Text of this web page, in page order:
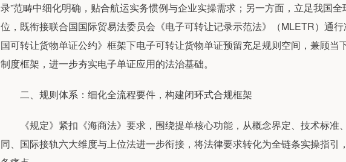
录”范畴中细化明确，贴合航运实务惯例与企业实操需求；另一方面，立足我国
位，既衔接联合国国际贸易法委员会《电子可转让记录示范法》（MLETR）通
国可转让货物单证公约》框架下电子可转让货物单证预留充足规则空间，兼顾当
制度框架，进一步夯实电子单证应用的法治基础。
二、规则体系：细化全流程要件，构建闭环式合规框架
《规定》紧扣《海商法》要求，围绕提单核心功能，从概念界定、技术标准
同、国际接轨六大维度与上位法进一步衔接，将法律要求转化为全链条实操指引